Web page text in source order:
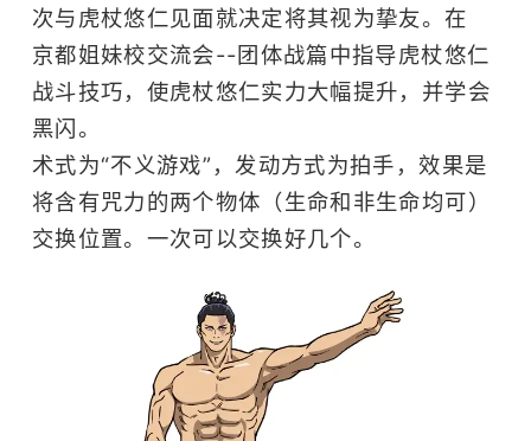
次与虎杖悠仁见面就决定将其视为挚友。在
京都姐妹校交流会--团体战篇中指导虎杖悠仁
战斗技巧，使虎杖悠仁实力大幅提升，并学会
黑闪。
术式为“不义游戏”，发动方式为拍手，效果是
将含有咒力的两个物体（生命和非生命均可）
交换位置。一次可以交换好几个。